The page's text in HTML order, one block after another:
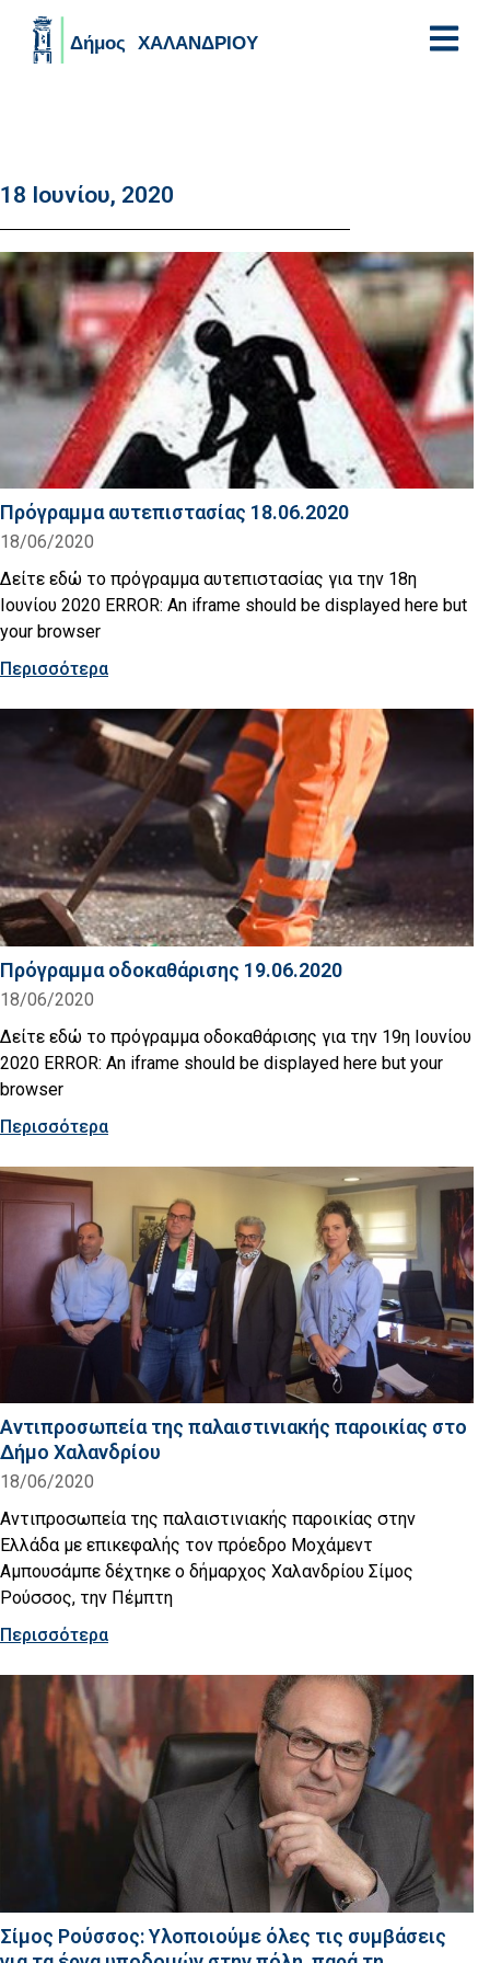
18 Ιουνίου, 2020
Πρόγραμμα αυτεπιστασίας 18.06.2020
18/06/2020
Δείτε εδώ το πρόγραμμα αυτεπιστασίας για την 18η
Ιουνίου 2020 ERROR: An iframe should be displayed here but
your browser
Περισσότερα
Πρόγραμμα οδοκαθάρισης 19.06.2020
18/06/2020
Δείτε εδώ το πρόγραμμα οδοκαθάρισης για την 19η Ιουνίου
2020 ERROR: An iframe should be displayed here but your
browser
Περισσότερα
Αντιπροσωπεία της παλαιστινιακής παροικίας στο
Δήμο Χαλανδρίου
18/06/2020
Αντιπροσωπεία της παλαιστινιακής παροικίας στην
Ελλάδα με επικεφαλής τον πρόεδρο Μοχάμεντ
Αμπουσάμπε δέχτηκε ο δήμαρχος Χαλανδρίου Σίμος
Ρούσσος, την Πέμπτη
Περισσότερα
Σίμος Ρούσσος: Υλοποιούμε όλες τις συμβάσεις